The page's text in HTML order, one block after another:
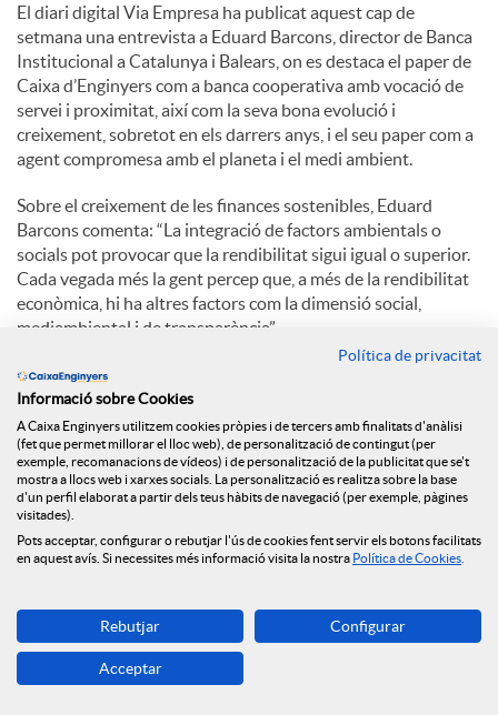
El diari digital Via Empresa ha publicat aquest cap de
setmana una entrevista a Eduard Barcons, director de Banca
Institucional a Catalunya i Balears, on es destaca el paper de
Caixa d’Enginyers com a banca cooperativa amb vocació de
servei i proximitat, així com la seva bona evolució i
creixement, sobretot en els darrers anys, i el seu paper com a
agent compromesa amb el planeta i el medi ambient.
Sobre el creixement de les finances sostenibles, Eduard
Barcons comenta: “La integració de factors ambientals o
socials pot provocar que la rendibilitat sigui igual o superior.
Cada vegada més la gent percep que, a més de la rendibilitat
econòmica, hi ha altres factors com la dimensió social,
mediambiental i de transparència”.
Pel que fa a l’aposta de Caixa d’Enginyers per la digitalització,
Eduard Barcons explica: “El creixement d’oficines continuarà
sent com ha sigut sempre, progressiu. Hi ha una aposta
claríssima per la digitalització. El millor està per venir”.
C
o
m
Notícies relacionades
Política de privacitat
Informació sobre Cookies
A Caixa Enginyers utilitzem cookies pròpies i de tercers amb finalitats d'anàlisi
(fet que permet millorar el lloc web), de personalització de contingut (per
exemple, recomanacions de vídeos) i de personalització de la publicitat que se't
mostra a llocs web i xarxes socials. La personalització es realitza sobre la base
d'un perfil elaborat a partir dels teus hàbits de navegació (per exemple, pàgines
visitades).
Pots acceptar, configurar o rebutjar l'ús de cookies fent servir els botons facilitats
en aquest avís. Si necessites més informació visita la nostra Política de Cookies
Rebutjar Configurar
Acceptar